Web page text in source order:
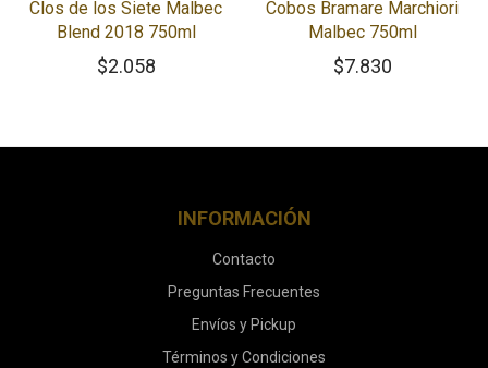
Clos de los Siete Malbec
Blend 2018 750ml
$2.058
Cobos Bramare Marchiori
Malbec 750ml
$7.830
INFORMACIÓN
Contacto
Preguntas Frecuentes
Envíos y Pickup
Términos y Condiciones